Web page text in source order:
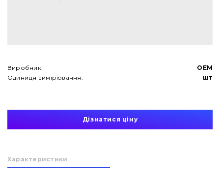
Виробник:
OEM
Одиниця вимірювання:
шт
Дізнатися ціну
Характеристики